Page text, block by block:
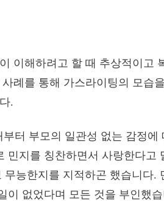
이해하려고 할 때 추상적이고
례를 통해 가스라이팅의 모습
.
터 부모의 일관성 없는 감정에
민지를 칭찬하면서 사랑한다고
능한지를 지적하곤 했습니다.
이 없었다며 모든 것을 부인했